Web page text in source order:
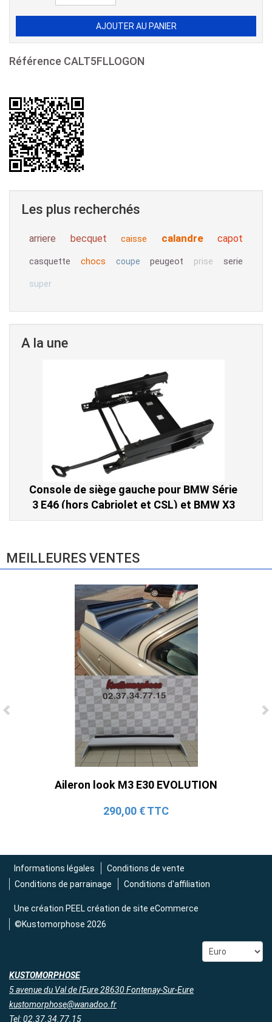
Référence CALT5FLLOGON
Les plus recherchés
arriere becquet caisse calandre capot
casquette chocs coupe peugeot prise serie
super
A la une
Ligne Cat-Back Active 4 Sorties avec
Tube en H pour Ford Mustang GT & V6
(2015-2023)
2 690,00 € TTC
Console de siège gauche pour BMW Série
3 E46 (hors Cabriolet et CSL) et BMW X3
E83 (2004-2010)
MEILLEURES VENTES
Aileron look M3 E30 EVOLUTION
290,00 € TTC
Informations légales
Conditions de vente
Conditions de parrainage
Conditions d'affiliation
Une création PEEL création de site eCommerce
©Kustomorphose 2026
KUSTOMORPHOSE
5 avenue du Val de l'Eure 28630 Fontenay-Sur-Eure
kustomorphose@wanadoo.fr
Tel: 02.37.34.77.15